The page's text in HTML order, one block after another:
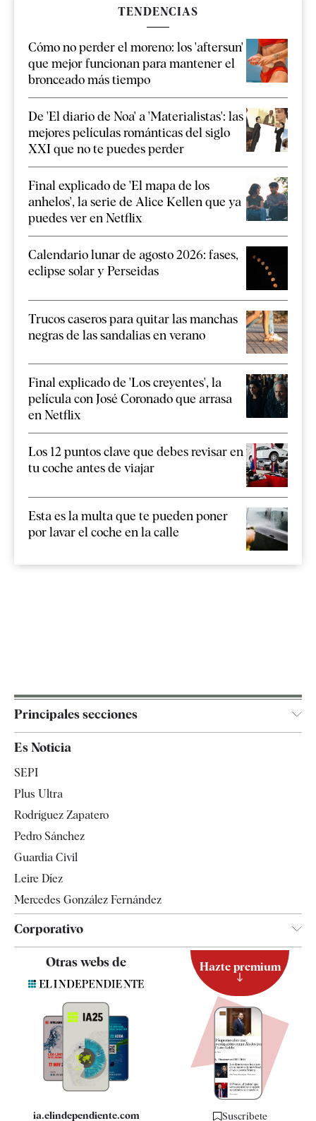
TENDENCIAS
Cómo no perder el moreno: los 'aftersun'
que mejor funcionan para mantener el
bronceado más tiempo
De 'El diario de Noa' a 'Materialistas': las
mejores películas románticas del siglo
XXI que no te puedes perder
Final explicado de 'El mapa de los
anhelos', la serie de Alice Kellen que ya
puedes ver en Netflix
Calendario lunar de agosto 2026: fases,
eclipse solar y Perseidas
Trucos caseros para quitar las manchas
negras de las sandalias en verano
Final explicado de 'Los creyentes', la
película con José Coronado que arrasa
en Netflix
Los 12 puntos clave que debes revisar en
tu coche antes de viajar
Esta es la multa que te pueden poner
por lavar el coche en la calle
Principales secciones
España
Televisión
Es Noticia
SEPI
Plus Ultra
Rodríguez Zapatero
Pedro Sánchez
Guardia Civil
Leire Díez
Mercedes González Fernández
Corporativo
Contacto
Quiénes somos
Especificaciones
Otras webs de
ia.elindependiente.com
Hazte premium
Suscríbete